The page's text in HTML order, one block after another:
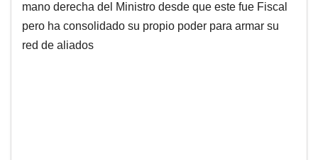
mano derecha del Ministro desde que este fue Fiscal
pero ha consolidado su propio poder para armar su
red de aliados